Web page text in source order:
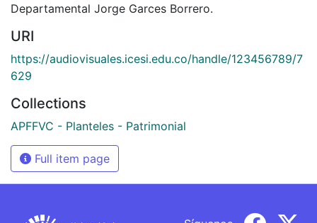
Departamental Jorge Garces Borrero.
URI
https://audiovisuales.icesi.edu.co/handle/123456789/7
629
Collections
APFFVC - Planteles - Patrimonial
Full item page